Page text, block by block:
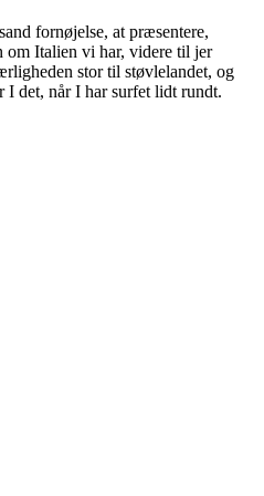
fornøjelse, at præsentere,
om Italien vi har, videre til jer
stor til støvlelandet, og
I det, når I har surfet lidt rundt.